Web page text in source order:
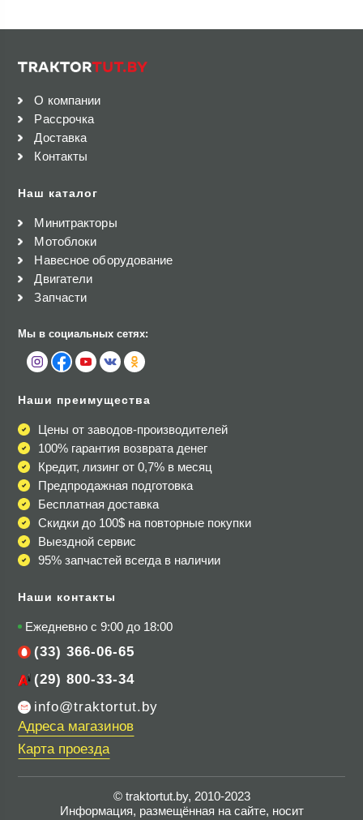
О компании
Рассрочка
Доставка
Контакты
Наш каталог
Минитракторы
Мотоблоки
Навесное оборудование
Двигатели
Запчасти
Мы в социальных сетях:
Наши преимущества
Цены от заводов-производителей
100% гарантия возврата денег
Кредит, лизинг от 0,7% в месяц
Предпродажная подготовка
Бесплатная доставка
Скидки до 100$ на повторные покупки
Выездной сервис
95% запчастей всегда в наличии
Наши контакты
Ежедневно с 9:00 до 18:00
(33) 366-06-65
(29) 800-33-34
info@traktortut.by
Адреса магазинов
Карта проезда
© traktortut.by, 2010-2023
Информация, размещённая на сайте, носит